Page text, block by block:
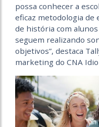
possa conhecer a
eficaz metodologia de
de história com
seguem realizando
objetivos”, destaca
marketing do CNA